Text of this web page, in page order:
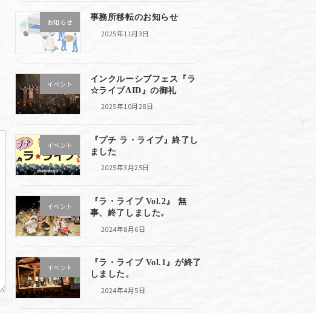
お知らせ
事務所移転のお知らせ
2025年11月3日
イベント
インクルーシブフェス『ラ
☆ライブAID』の御礼
2025年10月28日
イベント
『プチ ラ・ライブ』終了し
ました
2025年3月25日
イベント
『ラ・ライブ Vol.2』 無
事、終了しました。
2024年8月6日
イベント
『ラ・ライブ Vol.1』が終了
しました。
2024年4月5日